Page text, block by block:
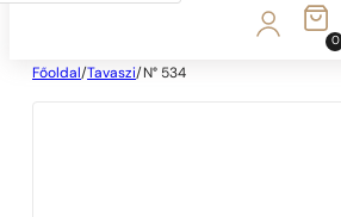
0
Főoldal/Tavaszi/ N° 534